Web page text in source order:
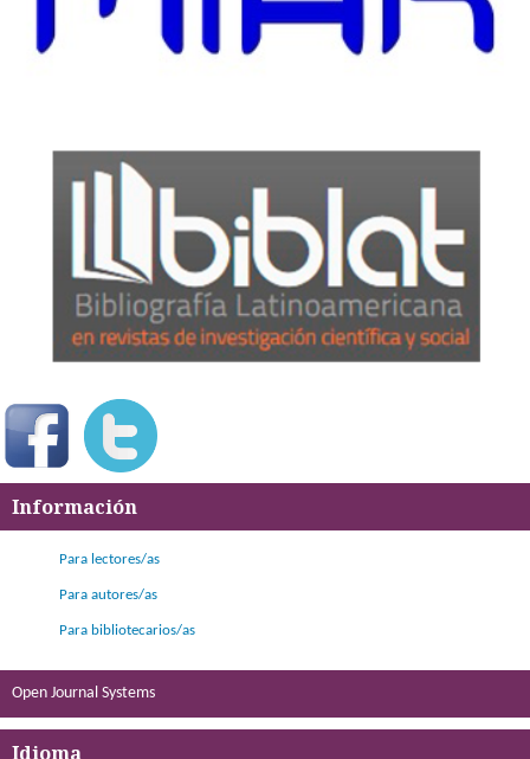
Información
Para lectores/as
Para autores/as
Para bibliotecarios/as
Open Journal Systems
Idioma